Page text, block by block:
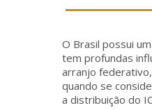
O Brasil possui
tem profundas
arranjo
quando se
a distribuição do